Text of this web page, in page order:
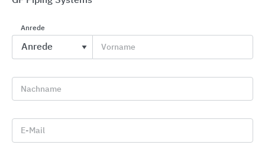
Sanitärarmaturen für Wasch- und Duschanlagen
KWC Aquarotter
Anrede
Vorname
Nachname
E-Mail